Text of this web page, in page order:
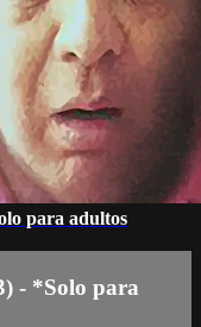
para adultos
- *Solo para